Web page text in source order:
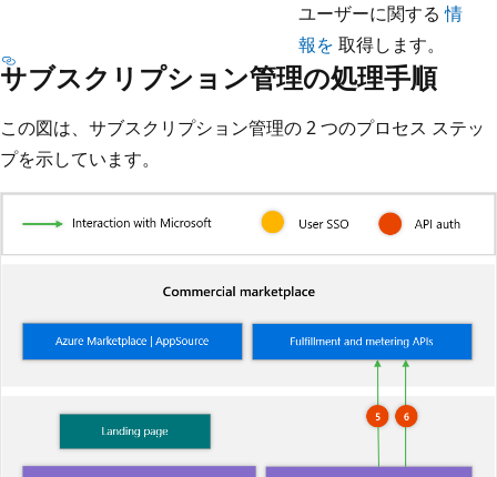
ユーザーに関する情
報を 取得します。
サブスクリプション管理の処理手順
この図は、サブスクリプション管理の 2 つのプロセス ステッ
プを示しています。